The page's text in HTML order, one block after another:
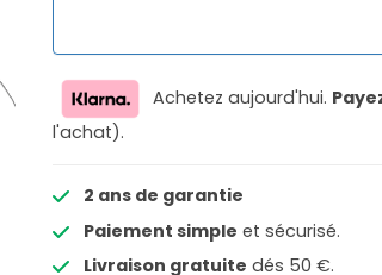
Achetez aujourd'hui.
l'achat).
2 ans de garantie
Paiement simple et sécurisé.
Livraison gratuite dés 50 €.